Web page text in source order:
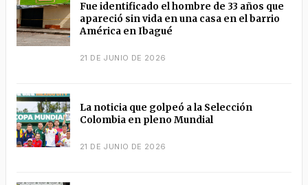
Fue identificado el hombre de 33 años que
apareció sin vida en una casa en el barrio
América en Ibagué
21 DE JUNIO DE 2026
La noticia que golpeó a la Selección
Colombia en pleno Mundial
21 DE JUNIO DE 2026